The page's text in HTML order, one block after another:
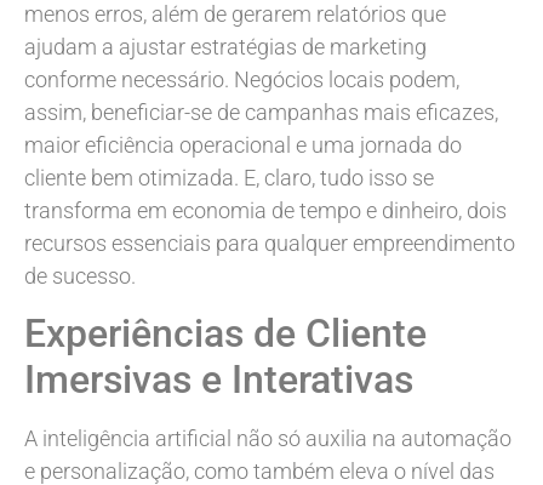
menos erros, além de gerarem relatórios que
ajudam a ajustar estratégias de marketing
conforme necessário. Negócios locais podem,
assim, beneficiar-se de campanhas mais eficazes,
maior eficiência operacional e uma jornada do
cliente bem otimizada. E, claro, tudo isso se
transforma em economia de tempo e dinheiro, dois
recursos essenciais para qualquer empreendimento
de sucesso.
Experiências de Cliente
Imersivas e Interativas
A inteligência artificial não só auxilia na automação
e personalização, como também eleva o nível das